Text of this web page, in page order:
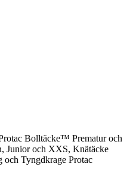
Bolltäcke™ Prematur och
Junior och XXS, Knätäcke
Tyngdkrage Protac